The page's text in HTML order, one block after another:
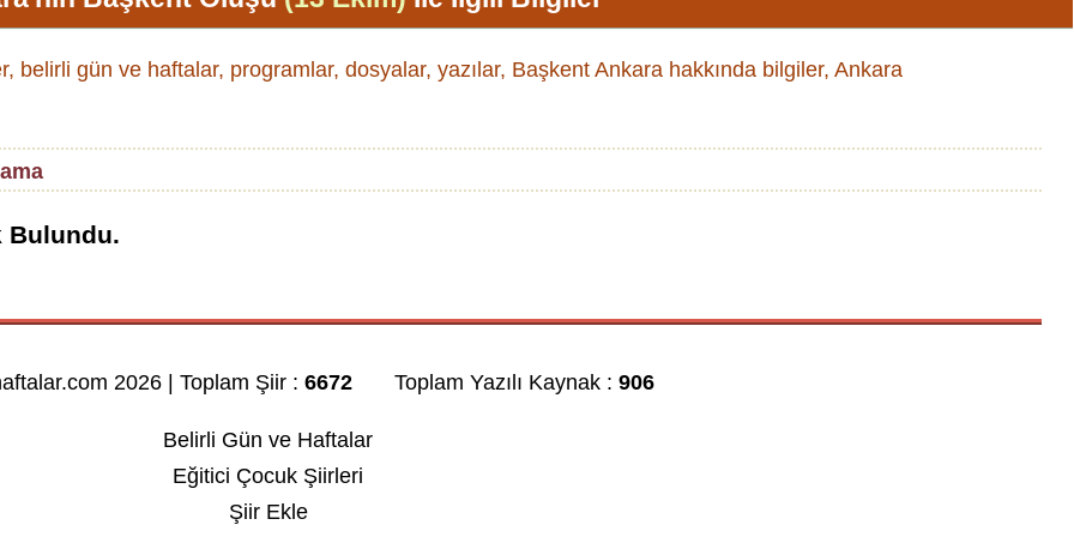
belirli gün ve haftalar, programlar, dosyalar, yazılar, Başkent Ankara hakkında bilgiler, Ankara
2026 | Toplam Şiir :6672 Toplam Yazılı Kaynak :906
Belirli Gün ve Haftalar
Eğitici Çocuk Şiirleri
Şiir Ekle